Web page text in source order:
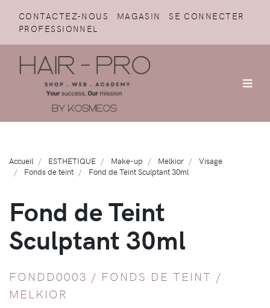
CONTACTEZ-NOUS MAGASIN
SE CONNECTER
PROFESSIONNEL
Accueil ESTHETIQUE Make-up Melkior
Visage
Fonds de teint
Fond de Teint Sculptant 30ml
Fond de Teint
Sculptant 30ml
FONDD0003 / FONDS DE TEINT /
MELKIOR